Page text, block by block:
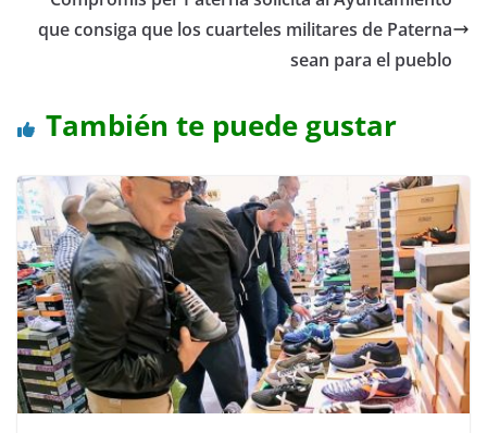
que consiga que los cuarteles militares de Paterna
sean para el pueblo
También te puede gustar